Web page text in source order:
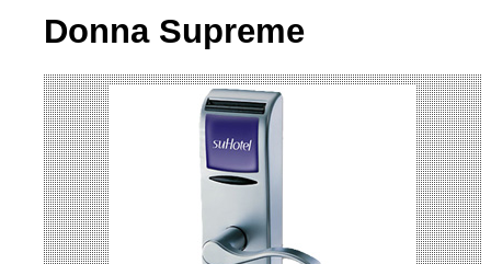
Donna Supreme